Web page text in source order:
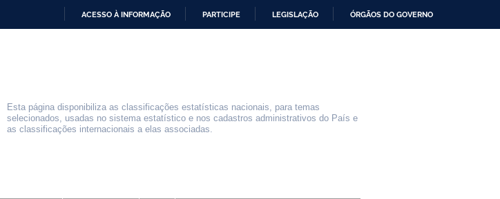
ACESSO À INFORMAÇÃO PARTICIPE LEGISLAÇÃO ÓRGÃOS DO GOVERNO
Esta página disponibiliza as classificações estatísticas nacionais, para temas
selecionados, usadas no sistema estatístico e nos cadastros administrativos do País e
as classificações internacionais a elas associadas.